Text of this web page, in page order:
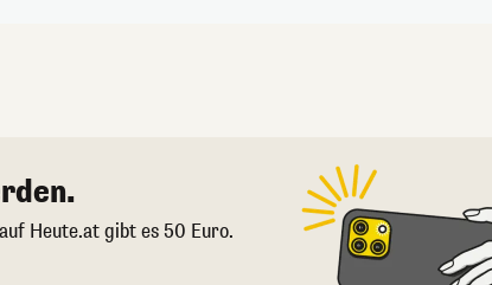
Heute.at gibt es 50 Euro.